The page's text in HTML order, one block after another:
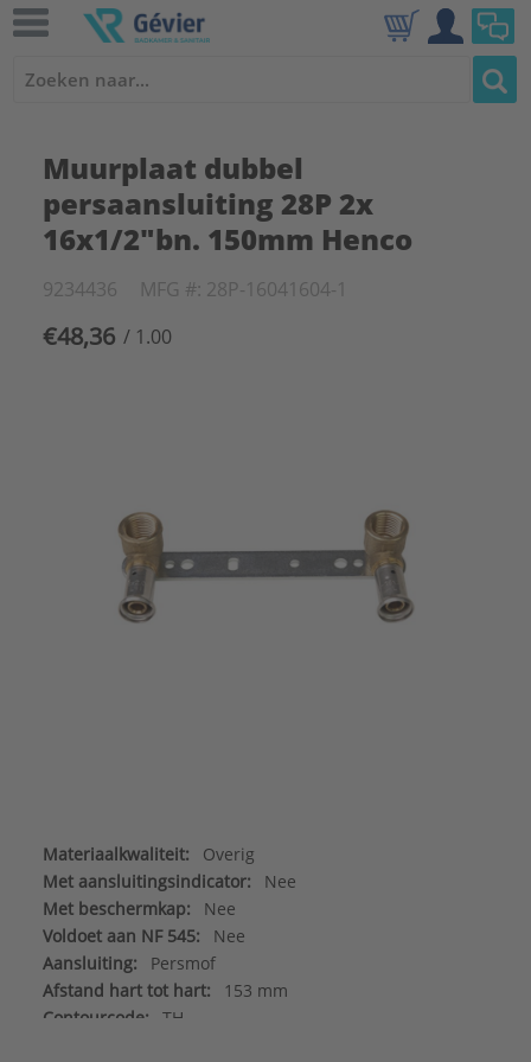
Muurplaat dubbel
persaansluiting 28P 2x
16x1/2"bn. 150mm Henco
9234436 MFG #: 28P-16041604-1
€48,36 / 1.00
Materiaalkwaliteit:
Overig
Met aansluitingsindicator:
Nee
Met beschermkap:
Nee
Voldoet aan NF 545:
Nee
Aansluiting:
Persmof
Afstand hart tot hart:
153 mm
Contourcode:
TH